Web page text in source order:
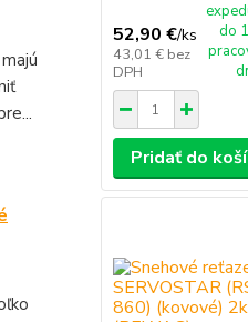
52,90 €/ks
43,01 € bez
DPH
do
Pridať do